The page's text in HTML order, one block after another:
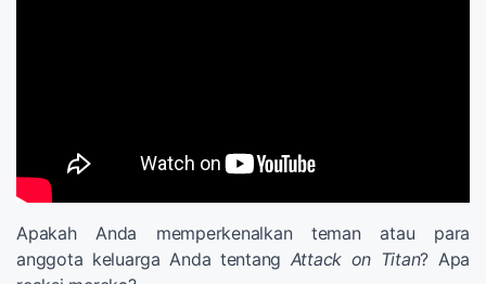
Apakah Anda memperkenalkan teman atau para
anggota keluarga Anda tentang Attack on Titan? Apa